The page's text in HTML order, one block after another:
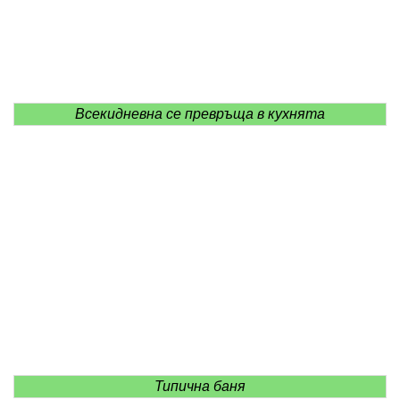
Всекидневна се превръща в кухнята
Типична баня